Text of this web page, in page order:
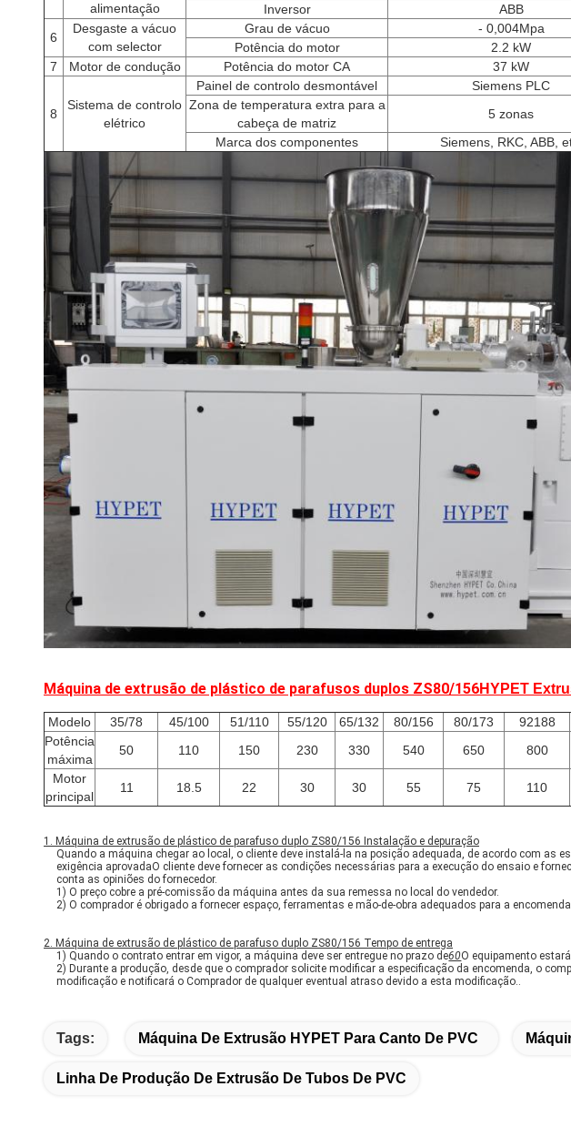
alimentação
Inversor
ABB
6
Desgaste a vácuo
com selector
Grau de vácuo
- 0,004Mpa
Potência do motor
2.2 kW
7
Motor de condução Potência do motor CA 37 kW
8
Sistema de controlo
elétrico
Painel de controlo desmontável
Siemens PLC
Zona de temperatura extra para a
cabeça de matriz
5 zonas
Marca dos componentes
Siemens, RKC, ABB,
Máquina de extrusão de plástico de parafusos duplos ZS80/156HYPET
Modelo 35/78 45/100 51/110 55/120 65/132 80/156 80/173 92188
Potência
máxima
50 110 150 230 330 540 650 800
Motor
principal
11 18.5 22 30 30 55 75 110
1. Máquina de extrusão de plástico de parafuso duplo ZS80/156 Instalação e depuração
Quando a máquina chegar ao local, o cliente deve instalá-la na posição adequada, de acordo com as
exigência aprovadaO cliente deve fornecer as condições necessárias para a execução do ensaio e
conta as opiniões do fornecedor.
1) O preço cobre a pré-comissão da máquina antes da sua remessa no local do vendedor.
2) O comprador é obrigado a fornecer espaço, ferramentas e mão-de-obra adequados para a
2. Máquina de extrusão de plástico de parafuso duplo ZS80/156 Tempo de entrega
1) Quando o contrato entrar em vigor, a máquina deve ser entregue no prazo de60O equipamento
2) Durante a produção, desde que o comprador solicite modificar a especificação da encomenda, o
modificação e notificará o Comprador de qualquer eventual atraso devido a esta modificação..
Tags: Máquina De Extrusão HYPET Para Canto De PVC
Linha De Produção De Extrusão De Tubos De PVC